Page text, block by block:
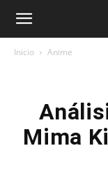
Inicio Anime
Mima